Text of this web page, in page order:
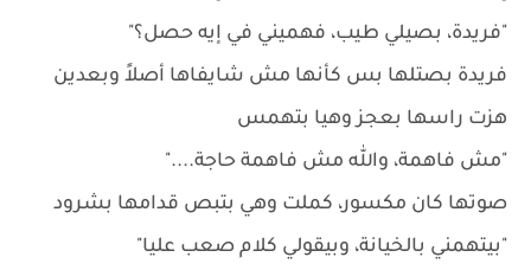
"فريدة، بصيلي طيب، فهميني في إيه حصل؟"
فريدة بصتلها بس كأنها مش شايفاها أصلاً وبعدين
هزت راسها بعجز وهيا بتهمس
"مش فاهمة، والله مش فاهمة حاجة...."
صوتها كان مكسور، كملت وهي بتبص قدامها بشرود
"بيتهمني بالخيانة، وبيقولي كلام صعب عليا"